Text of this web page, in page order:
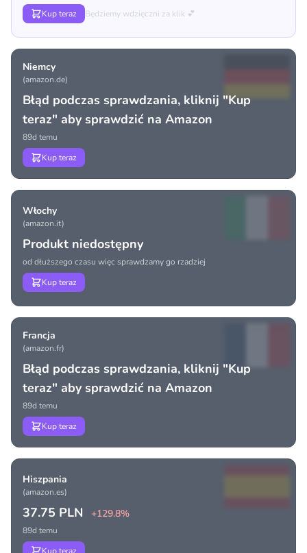
Kup teraz
Będziemy wdzięczni za klik 💕
Niemcy
(amazon.de)
Błąd podczas sprawdzania, kliknij "Kup
teraz" aby sprawdzić na Amazon
89d temu
Kup teraz
Włochy
(amazon.it)
Produkt niedostępny
od dłuższego czasu więc sprawdzamy go rzadziej
Kup teraz
Francja
(amazon.fr)
Błąd podczas sprawdzania, kliknij "Kup
teraz" aby sprawdzić na Amazon
89d temu
Kup teraz
Hiszpania
(amazon.es)
37.75 PLN +129.8%
89d temu